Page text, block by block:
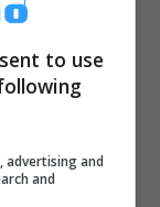
to use
advertising and
and